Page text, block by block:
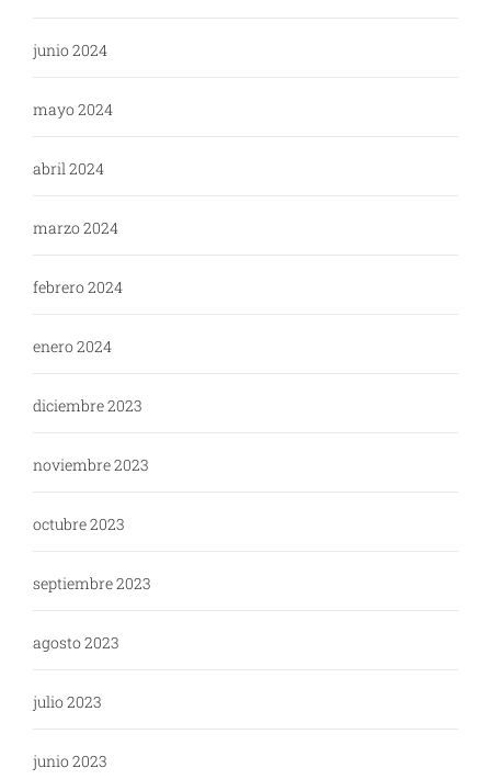
junio 2024
mayo 2024
abril 2024
marzo 2024
febrero 2024
enero 2024
diciembre 2023
noviembre 2023
octubre 2023
septiembre 2023
agosto 2023
julio 2023
junio 2023